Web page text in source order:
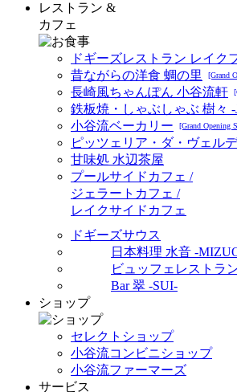
レストラン &
カフェ
ドギーズレストラン レイク
昔ながらの洋食 蜩の里
[Grand
長崎風ちゃんぽん 小谷流軒
鉄板焼・しゃぶしゃぶ 樹々 -
小谷流ベーカリー
[Grand Opening
ピッツェリア・ダ・ヴェルデ
甘味処 水辺茶屋
プールサイドカフェ /
ジェラートカフェ /
レイクサイドカフェ
ドギーズサウス
日本料理 水音 -
ビュッフェレストラ
Bar 翠 -SUI-
ショップ
セレクトショップ
小谷流コンビニショップ
小谷流ファーマーズ
サービス